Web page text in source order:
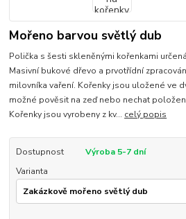
Mořeno barvou světlý dub
Polička s šesti skleněnými kořenkami
Masivní bukové dřevo a prvotřídní
milovníka vaření. Kořenky jsou uložené ve
možné pověsit na zeď nebo nechat
Kořenky jsou vyrobeny z kv... celý popis
Dostupnost
Výroba 5-7 dní
Varianta